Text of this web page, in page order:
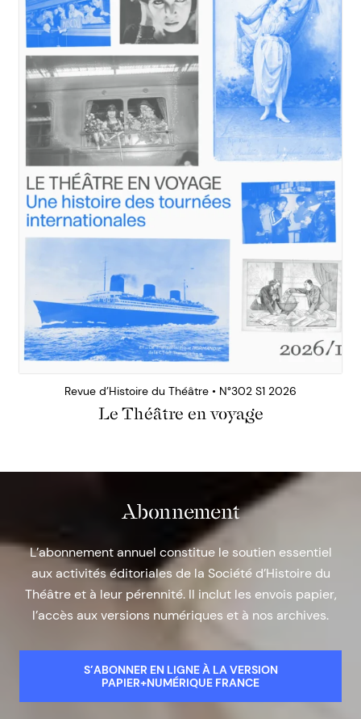
Revue d’Histoire du Théâtre • N°302 S1 2026
Le Théâtre en voyage
Abonnement
L’abonnement annuel constitue le soutien essentiel
aux activités éditoriales de la Société d’Histoire du
Théâtre et à leur pérennité. Il inclut les envois papier,
l’accès aux versions numériques et à nos archives.
S’ABONNER EN LIGNE À LA VERSION
PAPIER+NUMÉRIQUE FRANCE